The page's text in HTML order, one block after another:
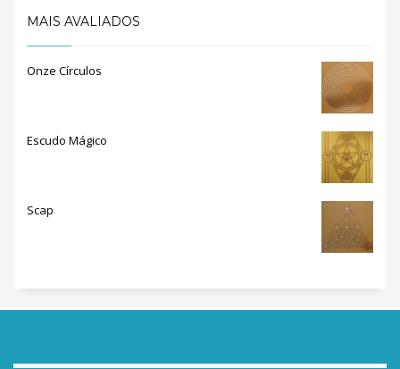
MAIS AVALIADOS
Onze Círculos
Escudo Mágico
Scap